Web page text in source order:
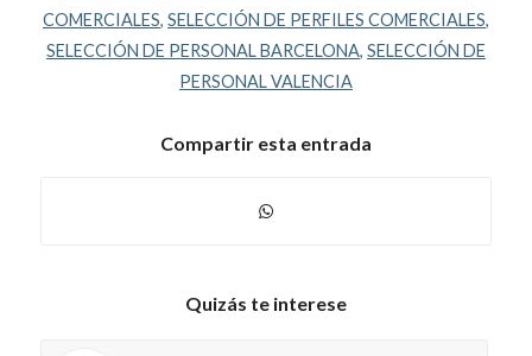
COMERCIALES, SELECCIÓN DE PERFILES COMERCIALES,
SELECCIÓN DE PERSONAL BARCELONA, SELECCIÓN DE
PERSONAL VALENCIA
Compartir esta entrada
Quizás te interese